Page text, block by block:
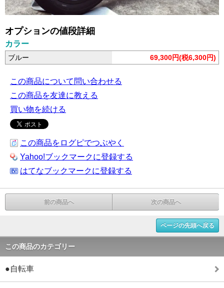
オプションの値段詳細
カラー
ブルー 69,300円(税6,300円)
この商品について問い合わせる
この商品を友達に教える
買い物を続ける
この商品をログピでつぶやく
Yahoo!ブックマークに登録する
はてなブックマークに登録する
前の商品へ 次の商品へ
ページの先頭へ戻る
この商品のカテゴリー
●自転車